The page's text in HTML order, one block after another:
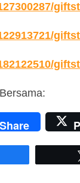
Share